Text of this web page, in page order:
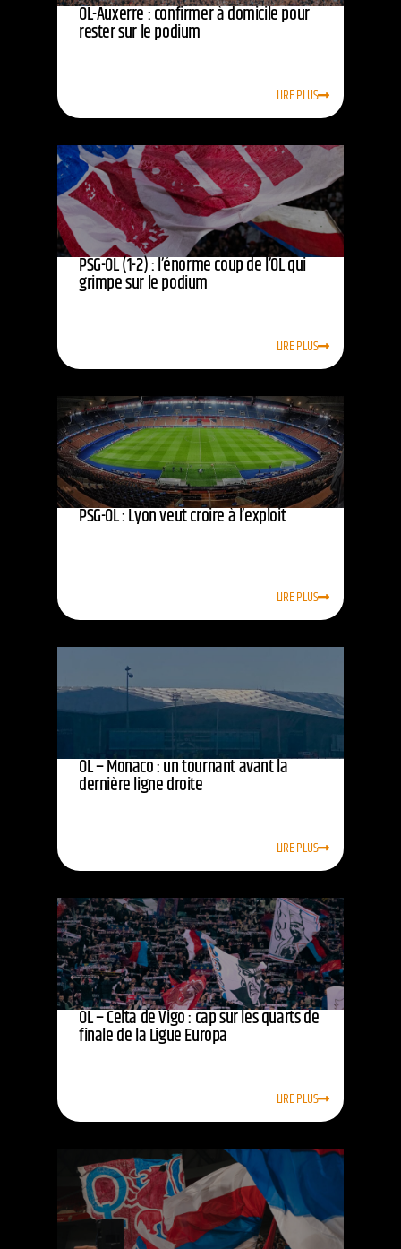
OL-Auxerre : confirmer à domicile pour
rester sur le podium
LIRE PLUS
PSG-OL (1-2) : l’énorme coup de l’OL qui
grimpe sur le podium
LIRE PLUS
PSG-OL : Lyon veut croire à l’exploit
LIRE PLUS
OL – Monaco : un tournant avant la
dernière ligne droite
LIRE PLUS
OL – Celta de Vigo : cap sur les quarts de
finale de la Ligue Europa
LIRE PLUS